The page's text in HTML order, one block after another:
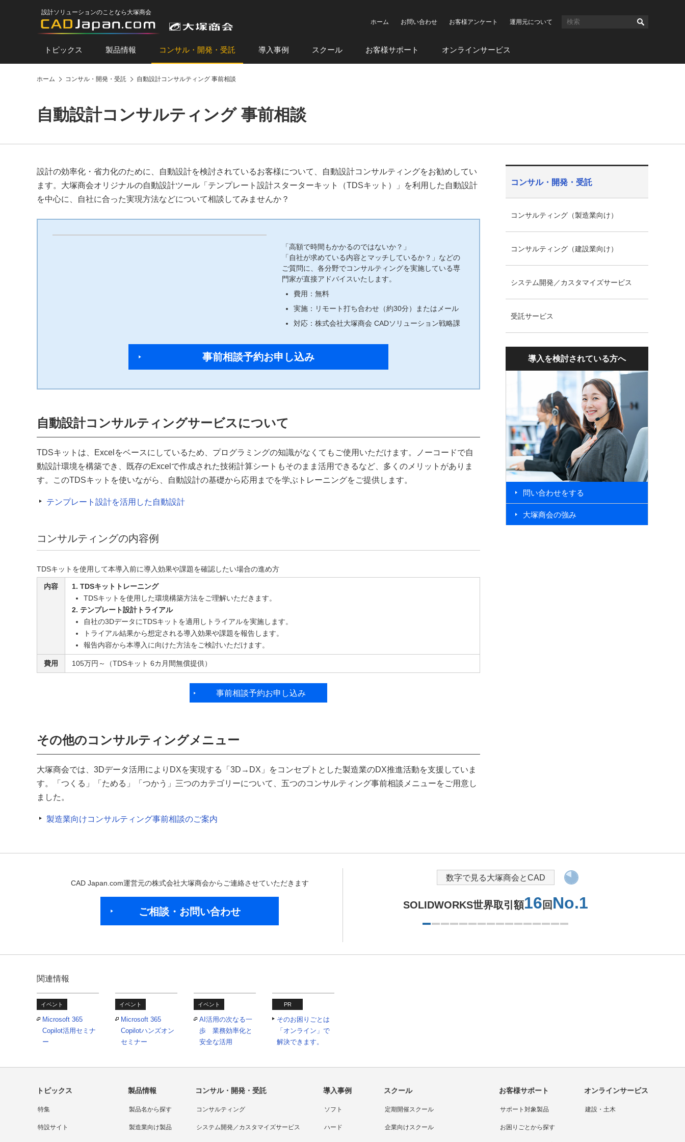
設計ソリューションのことなら大塚商会
ホーム
お問い合わせ お客様アンケート 運用元について
トピックス 製品情報 コンサル・開発・受託 導入事例 スクール お客様サポート オンラインサービス
ホーム コンサル・開発・受託 自動設計コンサルティング 事前相談
自動設計コンサルティング 事前相談
設計の効率化・省力化のために、自動設計を検討されているお客様について、自動設計コンサルティングをお勧めしてい
ます。大塚商会オリジナルの自動設計ツール「テンプレート設計スターターキット（TDSキット）」を利用した自動設計
を中心に、自社に合った実現方法などについて相談してみませんか？
「高額で時間もかかるのではないか？」
「自社が求めている内容とマッチしているか？」などの
ご質問に、各分野でコンサルティングを実施している専
門家が直接アドバイスいたします。
費用：無料
実施：リモート打ち合わせ（約30分）またはメール
対応：株式会社大塚商会 CADソリューション戦略課
事前相談予約お申し込み
自動設計コンサルティングサービスについて
TDSキットは、Excelをベースにしているため、プログラミングの知識がなくてもご使用いただけます。ノーコードで自
動設計環境を構築でき、既存のExcelで作成された技術計算シートもそのまま活用できるなど、多くのメリットがありま
す。このTDSキットを使いながら、自動設計の基礎から応用までを学ぶトレーニングをご提供します。
テンプレート設計を活用した自動設計
コンサルティングの内容例
TDSキットを使用して本導入前に導入効果や課題を確認したい場合の進め方
内容
1. TDSキットトレーニング
TDSキットを使用した環境構築方法をご理解いただきます。
2. テンプレート設計トライアル
自社の3DデータにTDSキットを適用しトライアルを実施します。
トライアル結果から想定される導入効果や課題を報告します。
報告内容から本導入に向けた方法をご検討いただけます。
費用 105万円～（TDSキット 6カ月間無償提供）
事前相談予約お申し込み
その他のコンサルティングメニュー
大塚商会では、3Dデータ活用によりDXを実現する「3D→DX」をコンセプトとした製造業のDX推進活動を支援していま
す。「つくる」「ためる」「つかう」三つのカテゴリーについて、五つのコンサルティング事前相談メニューをご用意し
ました。
製造業向けコンサルティング事前相談のご案内
CAD Japan.com運営元の株式会社大塚商会からご連絡させていただきます
ご相談・お問い合わせ
数字で見る大塚商会とCAD
SOLIDWORKS世界取引額16 回 No.1
関連情報
イベント
Microsoft 365
Copilot活用セミナ
ー
イベント
Microsoft 365
Copilotハンズオン
セミナー
イベント
AI活用の次なる一
歩 業務効率化と
安全な活用
PR
そのお困りごとは
「オンライン」で
解決できます。
コンサル・開発・受託
コンサルティング（製造業向け）
コンサルティング（建設業向け）
システム開発／カスタマイズサービス
受託サービス
導入を検討されている方へ
問い合わせをする
大塚商会の強み
導入を検討されている方へ
トピックス
特集
特設サイト
製品情報
製品名から探す
製造業向け製品
コンサル・開発・受託
コンサルティング
システム開発／カスタマイズサービス
導入事例
ソフト
ハード
スクール
定期開催スクール
企業向けスクール
お客様サポート
サポート対象製品
お困りごとから探す
オンラインサービス
建設・土木